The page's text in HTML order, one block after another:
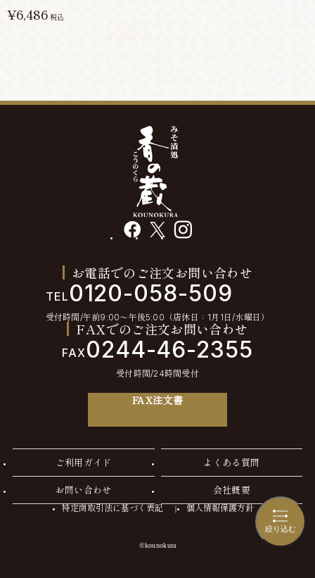
絞り込む
¥6,486 税込
facebook instagram
お電話でのご注文お問い合わせ
TEL 0120-058-509
受付時間/午前9:00〜午後5:00（店休日：1月1日/水曜日）
FAXでのご注文お問い合わせ
FAX0244-46-2355
受付時間/24時間受付
FAX注文書
ご利用ガイド よくある質問
お問い合わせ 会社概要
特定商取引法に基づく表記 個人情報保護方針
©kounokura